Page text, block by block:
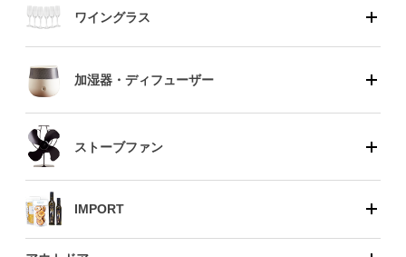
ワイングラス
加湿器・ディフューザー
ストーブファン
IMPORT